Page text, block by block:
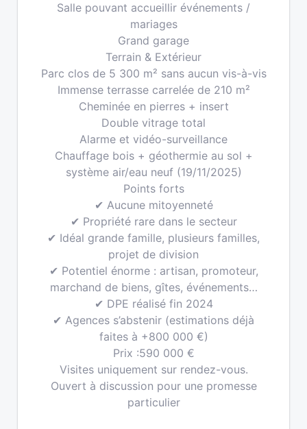
Salle pouvant accueillir événements /
mariages
Grand garage
Terrain & Extérieur
Parc clos de 5 300 m² sans aucun vis-à-vis
Immense terrasse carrelée de 210 m²
Cheminée en pierres + insert
Double vitrage total
Alarme et vidéo-surveillance
Chauffage bois + géothermie au sol +
système air/eau neuf (19/11/2025)
Points forts
✔ Aucune mitoyenneté
✔ Propriété rare dans le secteur
✔ Idéal grande famille, plusieurs familles,
projet de division
✔ Potentiel énorme : artisan, promoteur,
marchand de biens, gîtes, événements…
✔ DPE réalisé fin 2024
✔ Agences s’abstenir (estimations déjà
faites à +800 000 €)
Prix :590 000 €
Visites uniquement sur rendez-vous.
Ouvert à discussion pour une promesse
particulier